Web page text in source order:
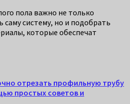
пола важно не только
систему, но и подобрать
которые обеспечат
отрезать профильную трубу
простых советов и